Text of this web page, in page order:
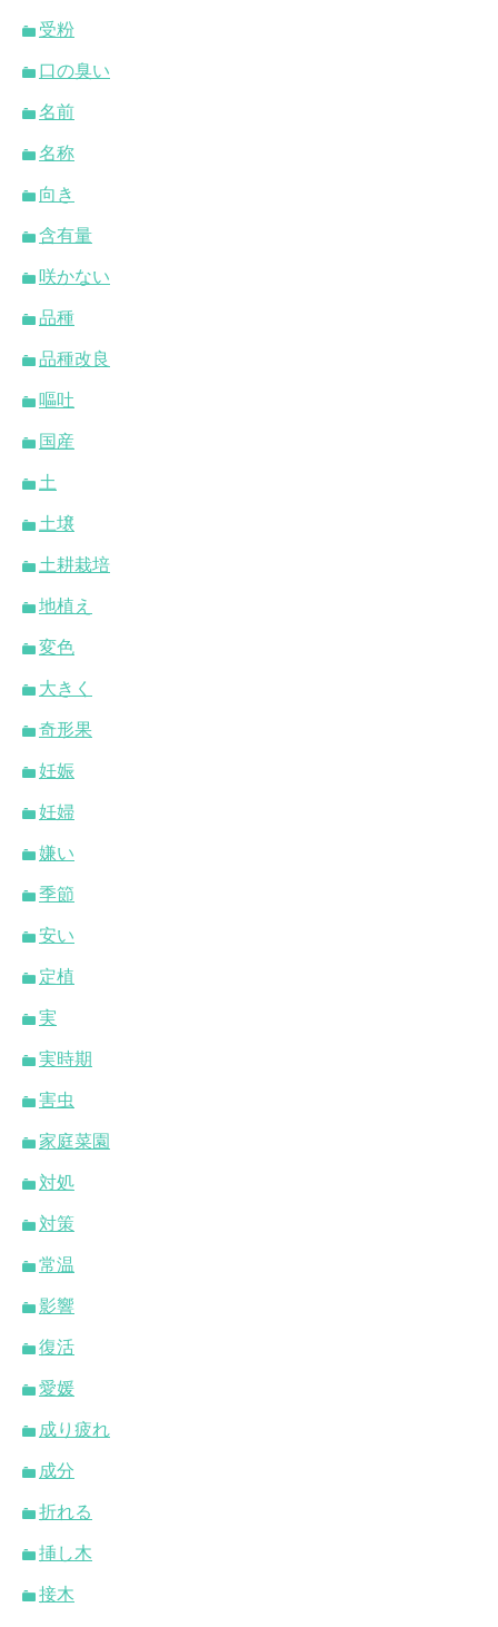
受粉
口の臭い
名前
名称
向き
含有量
咲かない
品種
品種改良
嘔吐
国産
土
土壌
土耕栽培
地植え
変色
大きく
奇形果
妊娠
妊婦
嫌い
季節
安い
定植
実
実時期
害虫
家庭菜園
対処
対策
常温
影響
復活
愛媛
成り疲れ
成分
折れる
挿し木
接木